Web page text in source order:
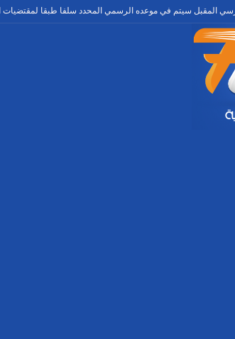
المقبل سیتم في موعده الرسمي المحدد سلفا طبقا لمقتضیات